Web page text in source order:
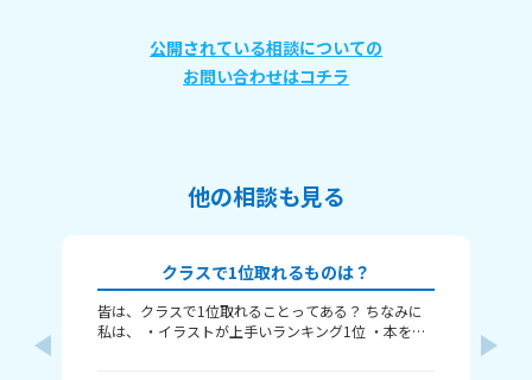
公開されている相談についての
お問い合わせはコチラ
他の相談も見る
クラスで1位取れるものは？
皆は、クラスで1位取れることってある？ ちなみに
私は、 ・イラストが上手いランキング1位 ・本を読